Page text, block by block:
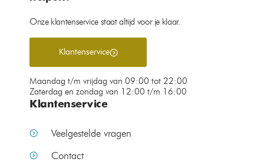
Onze klantenservice staat altijd voor je klaar.
Klantenservice
Maandag t/m vrijdag van 09:00 tot 22:00
Zaterdag en zondag van 12:00 t/m 16:00
Klantenservice
Veelgestelde vragen
Contact